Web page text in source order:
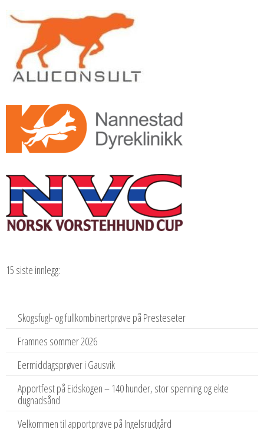
15 siste innlegg:
Skogsfugl- og fullkombinertprøve på Presteseter
Framnes sommer 2026
Eermiddagsprøver i Gausvik
Apportfest på Eidskogen – 140 hunder, stor spenning og ekte
dugnadsånd
Velkommen til apportprøve på Ingelsrudgård